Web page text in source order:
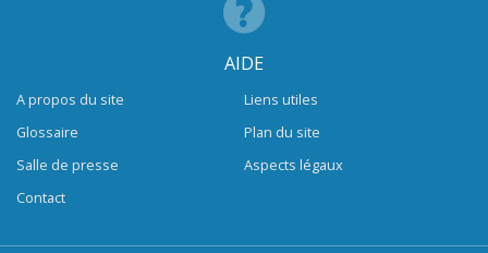
AIDE
A propos du site
Glossaire
Salle de presse
Contact
Liens utiles
Plan du site
Aspects légaux